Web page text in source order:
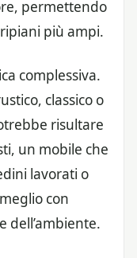
permettendo
più ampi.
complessiva.
classico o
risultare
un mobile che
lavorati o
con
dell’ambiente.